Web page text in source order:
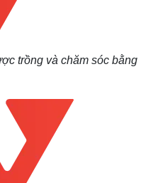
trồng và chăm sóc bằng